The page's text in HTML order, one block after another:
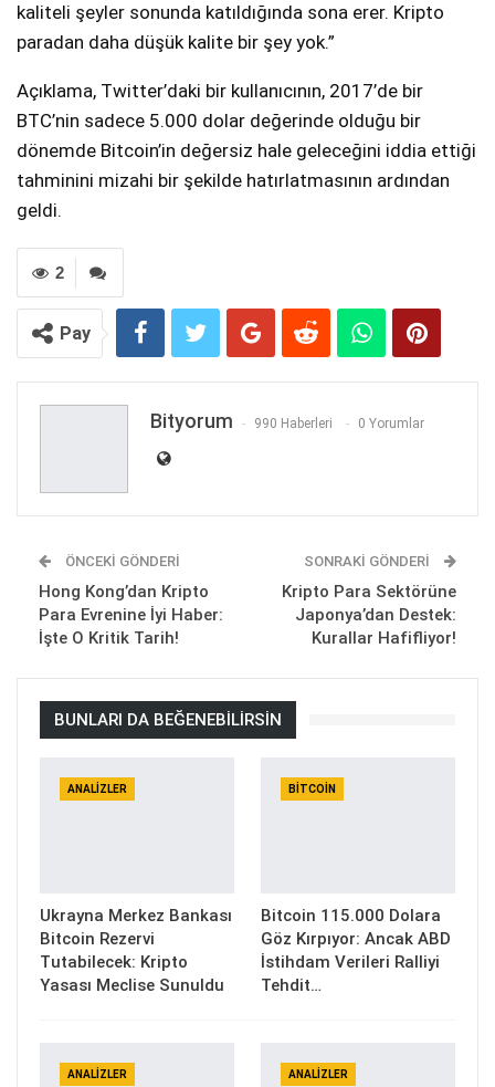
kaliteli şeyler sonunda katıldığında sona erer. Kripto
paradan daha düşük kalite bir şey yok.”
Açıklama, Twitter’daki bir kullanıcının, 2017’de bir
BTC’nin sadece 5.000 dolar değerinde olduğu bir
dönemde Bitcoin’in değersiz hale geleceğini iddia ettiği
tahminini mizahi bir şekilde hatırlatmasının ardından
geldi.
2
Pay
Bityorum 990 Haberleri 0 Yorumlar
ÖNCEKI GÖNDERI
Hong Kong’dan Kripto
Para Evrenine İyi Haber:
İşte O Kritik Tarih!
SONRAKI GÖNDERI
Kripto Para Sektörüne
Japonya’dan Destek:
Kurallar Hafifliyor!
BUNLARI DA BEĞENEBILIRSIN
ANALIZLER
Ukrayna Merkez Bankası
Bitcoin Rezervi
Tutabilecek: Kripto
Yasası Meclise Sunuldu
BITCOIN
Bitcoin 115.000 Dolara
Göz Kırpıyor: Ancak ABD
İstihdam Verileri Ralliyi
Tehdit…
ANALIZLER ANALIZLER